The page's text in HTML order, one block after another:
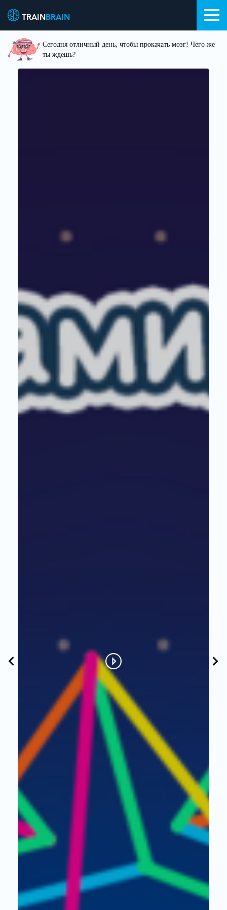
TRAINBRAIN
Сегодня отличный день, чтобы прокачать мозг! Чего же
ты ждешь?